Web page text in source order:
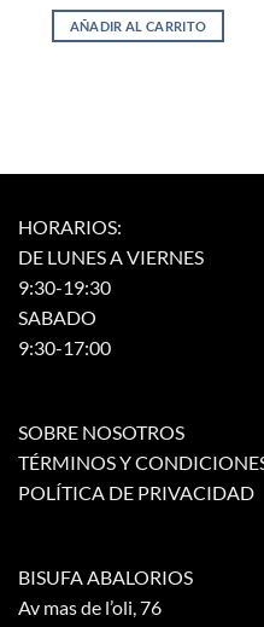
AÑADIR AL CARRITO
HORARIOS:
DE LUNES A VIERNES
9:30-19:30
SABADO
9:30-17:00
SOBRE NOSOTROS
TÉRMINOS Y
POLÍTICA DE PRIVACIDAD
BISUFA ABALORIOS
Av mas de l’oli, 76